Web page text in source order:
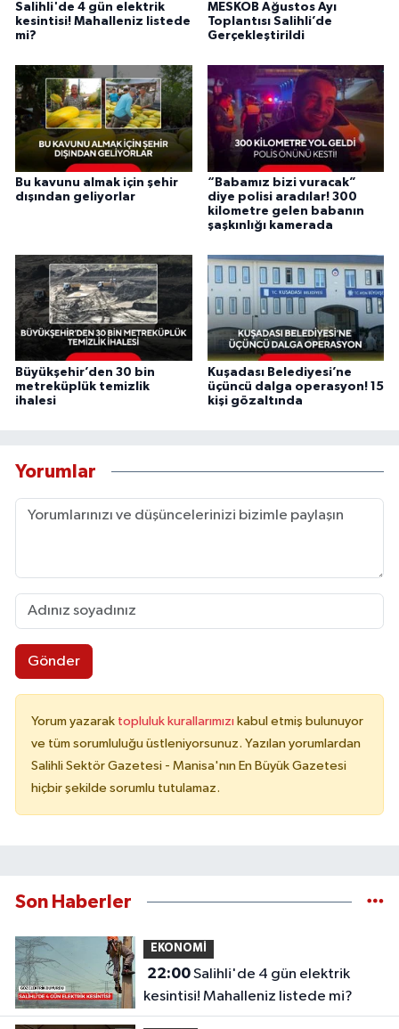
Salihli'de 4 gün elektrik
kesintisi! Mahalleniz listede
mi?
MESKOB Ağustos Ayı
Toplantısı Salihli’de
Gerçekleştirildi
Bu kavunu almak için şehir
dışından geliyorlar
“Babamız bizi vuracak”
diye polisi aradılar! 300
kilometre gelen babanın
şaşkınlığı kamerada
Büyükşehir’den 30 bin
metreküplük temizlik
ihalesi
Kuşadası Belediyesi’ne
üçüncü dalga operasyon! 15
kişi gözaltında
Yorumlar
Gönder
Yorum yazarak topluluk kurallarımızı kabul etmiş bulunuyor
ve tüm sorumluluğu üstleniyorsunuz. Yazılan yorumlardan
Salihli Sektör Gazetesi - Manisa'nın En Büyük Gazetesi
hiçbir şekilde sorumlu tutulamaz.
Son Haberler
EKONOMİ
22:00Salihli'de 4 gün elektrik
kesintisi! Mahalleniz listede mi?